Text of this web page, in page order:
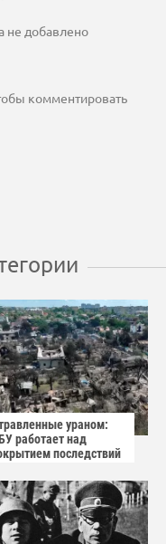
не добавлено
комментировать
ураном:
работает над
последствий